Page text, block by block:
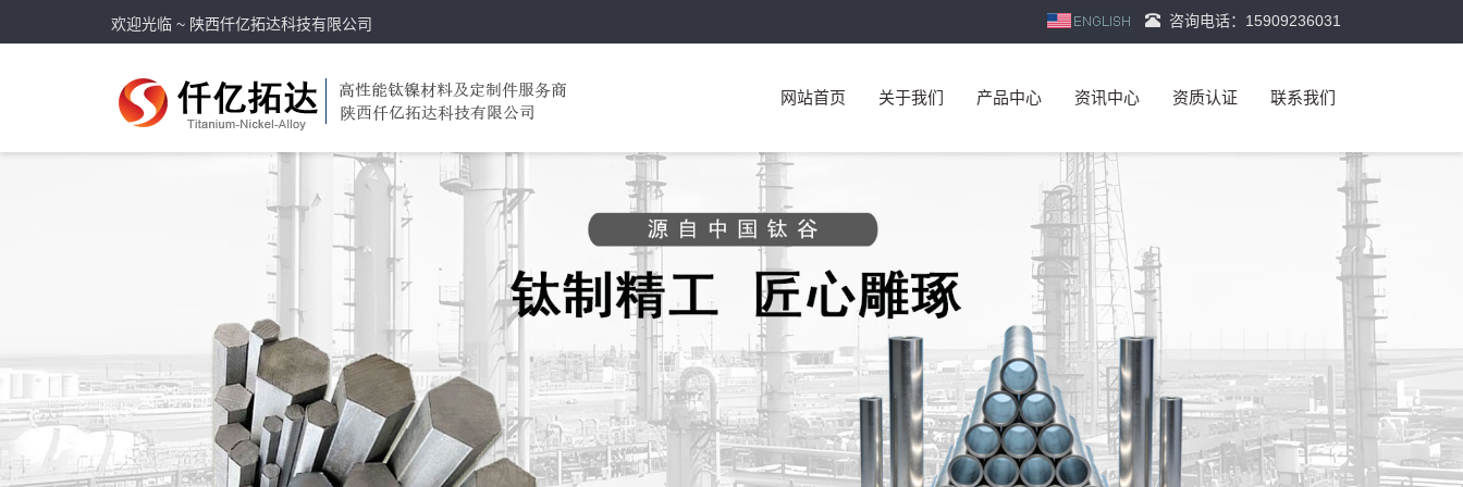
欢迎光临 ~ 陕西仟亿拓达科技有限公司 咨询电话：15909236031
网站首页 关于我们 产品中心 资讯中心 资质认证 联系我们